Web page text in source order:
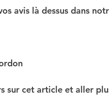
avis là dessus dans
sur cet article et aller